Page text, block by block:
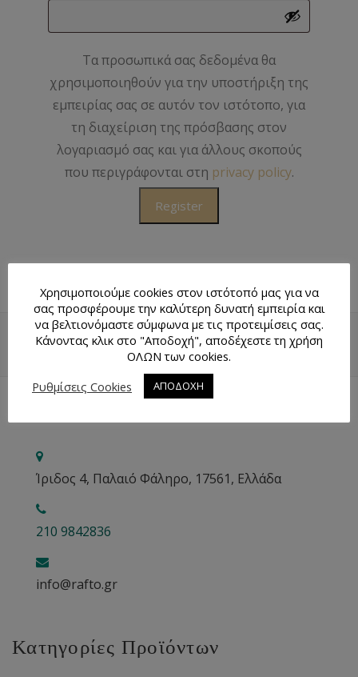
Τα προσωπικά σας δεδομένα θα
χρησιμοποιηθούν για την υποστήριξη της
εμπειρίας σας σε αυτόν τον ιστότοπο, για
τη διαχείριση της πρόσβασης στον
λογαριασμό σας και για άλλους σκοπούς
που περιγράφονται στη privacy policy.
Register
ΧΆΡΤΗΣ ΕΠΙΣΤΡΟΦΉ ΠΆΝΩ
Ίριδος 4, Παλαιό Φάληρο, 17561, Ελλάδα
210 9842836
info@rafto.gr
Κατηγορίες Προϊόντων
Χρησιμοποιούμε cookies στον ιστότοπό μας για να
σας προσφέρουμε την καλύτερη δυνατή εμπειρία και
να βελτιονόμαστε σύμφωνα με τις προτειμίσεις σας.
Κάνοντας κλικ στο "Αποδοχή", αποδέχεστε τη χρήση
ΟΛΩΝ των cookies.
Ρυθμίσεις Cookies
ΑΠΟΔΟΧΗ